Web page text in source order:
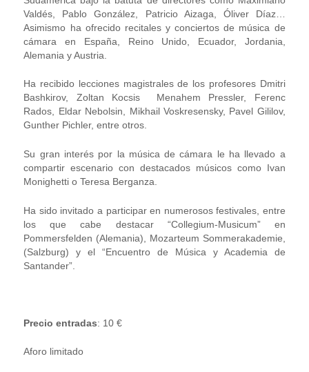
Valdés, Pablo González, Patricio Aizaga, Óliver Díaz…
Asimismo ha ofrecido recitales y conciertos de música de
cámara en España, Reino Unido, Ecuador, Jordania,
Alemania y Austria.
Ha recibido lecciones magistrales de los profesores Dmitri
Bashkirov, Zoltan Kocsis Menahem Pressler, Ferenc
Rados, Eldar Nebolsin, Mikhail Voskresensky, Pavel Gililov,
Gunther Pichler, entre otros.
Su gran interés por la música de cámara le ha llevado a
compartir escenario con destacados músicos como Ivan
Monighetti o Teresa Berganza.
Ha sido invitado a participar en numerosos festivales, entre
los que cabe destacar “Collegium-Musicum” en
Pommersfelden (Alemania), Mozarteum Sommerakademie,
(Salzburg) y el “Encuentro de Música y Academia de
Santander”.
Precio entradas: 10 €
Aforo limitado